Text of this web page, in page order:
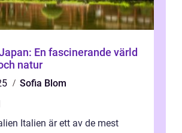
En fascinerande värld
natur
Sofia Blom
Italien är ett av de mest